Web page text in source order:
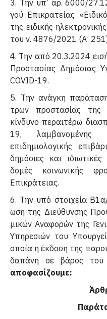
3. Την υπ’ αρ. 6000/
γού Επικρατείας
της ειδικής
του ν. 4876/2021 (Α’
4. Την από 20.3.2024
Προστασίας Δημόσιας
COVID-19.
5. Την ανάγκη
τρων προστασίας της
κίνδυνο περαιτέρω
19, λαμβανομένης
επιδημιολογικής
δημόσιες και
δομές κοινωνικής
Επικράτειας.
6. Την υπό στοιχεία
ωση της Διεύθυνσης
μικών Αναφορών της
Υπηρεσιών του
οποία η έκδοση της
δαπάνη σε βάρος του
αποφασίζουμε: